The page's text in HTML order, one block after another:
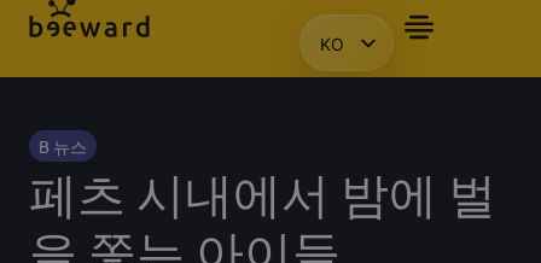
KO
HU
B 뉴스
페츠 시내에서 밤에 벌
을 쫓는 아이들